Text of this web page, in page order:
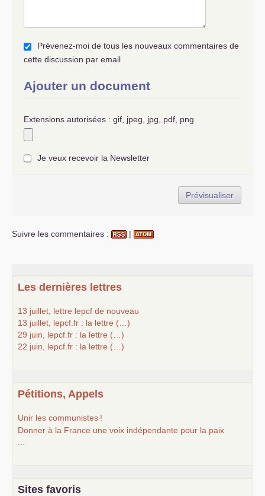
Prévenez-moi de tous les nouveaux commentaires de
cette discussion par email
Ajouter un document
Extensions autorisées : gif, jpeg, jpg, pdf, png
Je veux recevoir la Newsletter
Suivre les commentaires : |
Les dernières lettres
13 juillet, lettre lepcf de nouveau
13 juillet, lepcf.fr : la lettre (…)
29 juin, lepcf.fr : la lettre (…)
22 juin, lepcf.fr : la lettre (…)
Pétitions, Appels
Unir les communistes !
Donner à la France une voix indépendante pour la paix
Sites favoris